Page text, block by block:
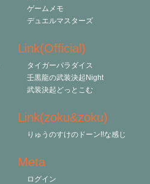
ゲームメモ
デュエルマスターズ
Link(Official)
タイガーパラダイス
壬黒龍の武装決起Night
武装決起どっとこむ
Link(zoku&zoku)
りゅうのすけのドーン!!な感じ
Meta
ログイン